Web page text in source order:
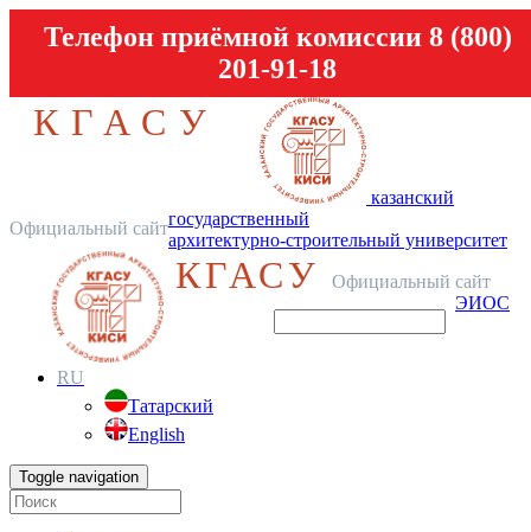
Телефон приёмной комиссии 8 (800)
201-91-18
КГАСУ
Официальный сайт
казанский
государственный
архитектурно-строительный университет
КГАСУ
Официальный сайт
ЭИОС
RU
Татарский
English
Toggle navigation